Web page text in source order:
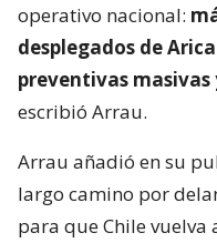
operativo nacional:
desplegados de
preventivas
escribió Arrau.
Arrau añadió en su
largo camino por
para que Chile